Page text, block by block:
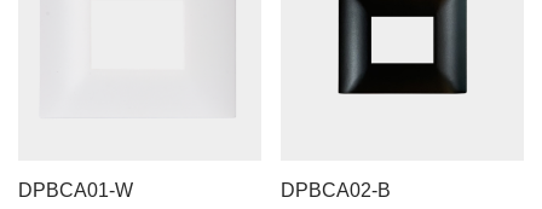
DPBCA01-W DPBCA02-B